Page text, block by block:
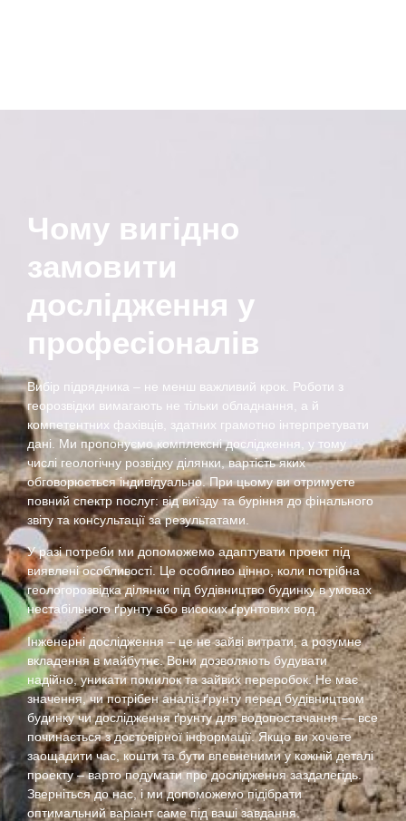
Чому вигідно
замовити
дослідження у
професіоналів
Вибір підрядника – не менш важливий крок. Роботи з
георозвідки вимагають не тільки обладнання, а й
компетентних фахівців, здатних грамотно інтерпретувати
дані. Ми пропонуємо комплексні дослідження, у тому
числі геологічну розвідку ділянки, вартість яких
обговорюється індивідуально. При цьому ви отримуєте
повний спектр послуг: від виїзду та буріння до фінального
звіту та консультації за результатами.
У разі потреби ми допоможемо адаптувати проект під
виявлені особливості. Це особливо цінно, коли потрібна
геологорозвідка ділянки під будівництво будинку в умовах
нестабільного ґрунту або високих ґрунтових вод.
Інженерні дослідження – це не зайві витрати, а розумне
вкладення в майбутнє. Вони дозволяють будувати
надійно, уникати помилок та зайвих переробок. Не має
значення, чи потрібен аналіз ґрунту перед будівництвом
будинку чи дослідження ґрунту для водопостачання — все
починається з достовірної інформації. Якщо ви хочете
заощадити час, кошти та бути впевненими у кожній деталі
проекту – варто подумати про дослідження заздалегідь.
Зверніться до нас, і ми допоможемо підібрати
оптимальний варіант саме під ваші завдання.